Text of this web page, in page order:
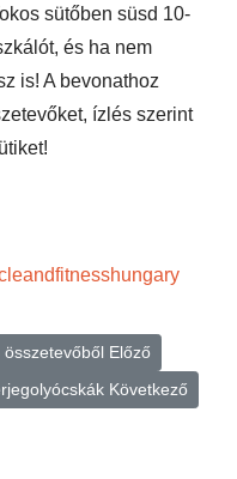
sütőben süsd 10-
és ha nem
is! A bevonathoz
ízlés szerint
összetevőből Előző
Következő